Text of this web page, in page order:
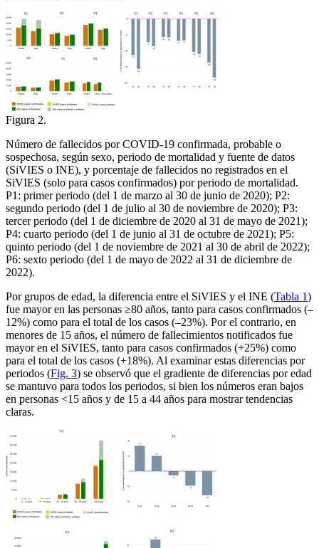
Figura 2.
Número de fallecidos por COVID-19 confirmada, probable o
sospechosa, según sexo, periodo de mortalidad y fuente de datos
(SiVIES o INE), y porcentaje de fallecidos no registrados en el
SiVIES (solo para casos confirmados) por periodo de mortalidad.
P1: primer periodo (del 1 de marzo al 30 de junio de 2020); P2:
segundo periodo (del 1 de julio al 30 de noviembre de 2020); P3:
tercer periodo (del 1 de diciembre de 2020 al 31 de mayo de 2021);
P4: cuarto periodo (del 1 de junio al 31 de octubre de 2021); P5:
quinto periodo (del 1 de noviembre de 2021 al 30 de abril de 2022);
P6: sexto periodo (del 1 de mayo de 2022 al 31 de diciembre de
2022).
Por grupos de edad, la diferencia entre el SiVIES y el INE (Tabla 1)
fue mayor en las personas ≥80 años, tanto para casos confirmados (–
12%) como para el total de los casos (–23%). Por el contrario, en
menores de 15 años, el número de fallecimientos notificados fue
mayor en el SiVIES, tanto para casos confirmados (+25%) como
para el total de los casos (+18%). Al examinar estas diferencias por
periodos (Fig. 3) se observó que el gradiente de diferencias por edad
se mantuvo para todos los periodos, si bien los números eran bajos
en personas <15 años y de 15 a 44 años para mostrar tendencias
claras.